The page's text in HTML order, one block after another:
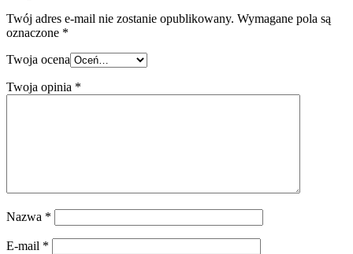
Twój adres e-mail nie zostanie opublikowany. Wymagane pola są
oznaczone *
Twoja ocena
Twoja opinia *
Nazwa *
E-mail *